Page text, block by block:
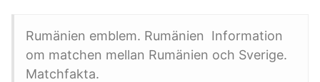
Rumänien emblem. Rumänien Information
om matchen mellan Rumänien och Sverige.
Matchfakta.